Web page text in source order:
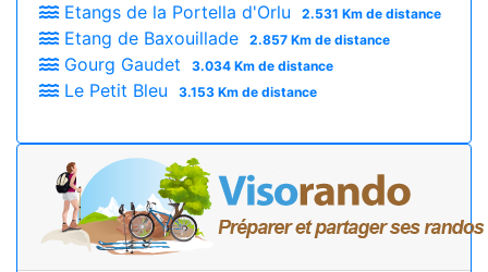
Etangs de la Portella d'Orlu 2.531 Km de distance
Etang de Baxouillade 2.857 Km de distance
Gourg Gaudet 3.034 Km de distance
Le Petit Bleu 3.153 Km de distance